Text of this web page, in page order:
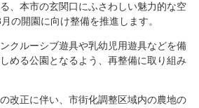
、本市の玄関口にふさわしい魅力的な空
の開園に向け整備を推進します。
クルーシブ遊具や乳幼児用遊具などを備
める公園となるよう、再整備に取り組み
改正に伴い、市街化調整区域内の農地の